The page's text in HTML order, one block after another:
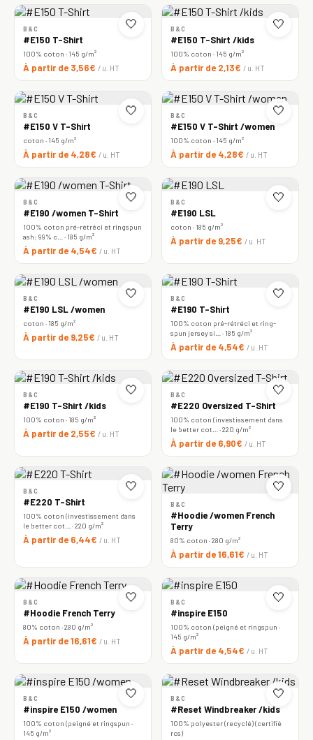
🤍
B&C
#E150 T-Shirt
100% coton · 145 g/m²
À partir de 3,56€ / u. HT
🤍
B&C
#E150 T-Shirt /kids
100% coton · 145 g/m²
À partir de 2,13€ / u. HT
🤍
B&C
#E150 V T-Shirt
coton · 145 g/m²
À partir de 4,28€ / u. HT
🤍
B&C
#E150 V T-Shirt /women
100% coton · 145 g/m²
À partir de 4,28€ / u. HT
🤍
B&C
#E190 /women T-Shirt
100% coton pré-rétréci et ringspun
ash: 99% c… · 185 g/m²
À partir de 4,54€ / u. HT
🤍
B&C
#E190 LSL
coton · 185 g/m²
À partir de 9,25€ / u. HT
🤍
B&C
#E190 LSL /women
coton · 185 g/m²
À partir de 9,25€ / u. HT
🤍
B&C
#E190 T-Shirt
100% coton pré-rétréci et ring-
spun jersey si… · 185 g/m²
À partir de 4,54€ / u. HT
🤍
B&C
#E190 T-Shirt /kids
100% coton · 185 g/m²
À partir de 2,55€ / u. HT
🤍
B&C
#E220 Oversized T-Shirt
100% coton (investissement dans
le better cot… · 220 g/m²
À partir de 6,90€ / u. HT
🤍
B&C
#E220 T-Shirt
100% coton (investissement dans
le better cot… · 220 g/m²
À partir de 6,44€ / u. HT
🤍
B&C
#Hoodie /women French
Terry
80% coton · 280 g/m²
À partir de 16,61€ / u. HT
🤍
B&C
#Hoodie French Terry
80% coton · 280 g/m²
À partir de 16,61€ / u. HT
🤍
B&C
#inspire E150
100% coton (peigné et ringspun ·
145 g/m²
À partir de 4,54€ / u. HT
🤍
B&C
#inspire E150 /women
100% coton (peigné et ringspun ·
145 g/m²
🤍
B&C
#Reset Windbreaker /kids
100% polyester (recyclé) (certifié
rcs)